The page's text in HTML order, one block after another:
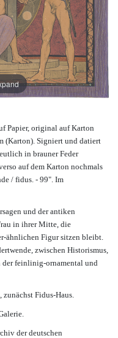
Papier, original auf Karton
(Karton). Signiert und datiert
in brauner Feder
auf dem Karton nochmals
/ fidus. - 99". Im
und der antiken
in ihrer Mitte, die
ähnlichen Figur sitzen bleibt.
zwischen Historismus,
feinlinig-ornamental und
zunächst Fidus-Haus.
der deutschen